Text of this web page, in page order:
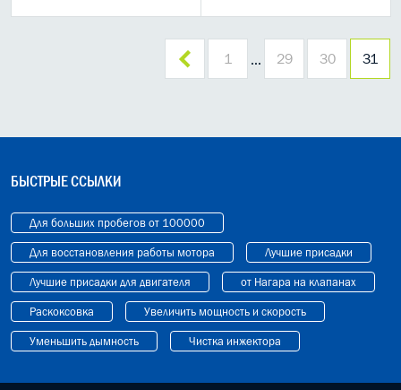
1 29 30 31
БЫСТРЫЕ ССЫЛКИ
Для больших пробегов от 100000
Для восстановления работы мотора Лучшие присадки
Лучшие присадки для двигателя от Нагара на клапанах
Раскоксовка Увеличить мощность и скорость
Уменьшить дымность Чистка инжектора